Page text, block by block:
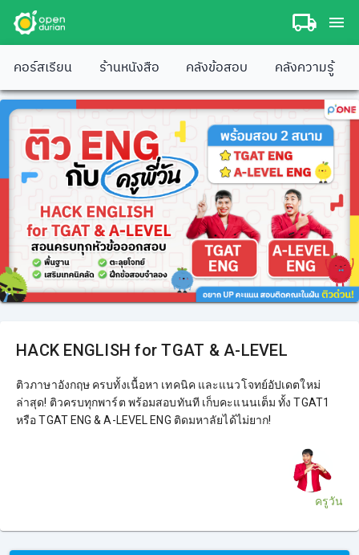
คอร์สเรียน ร้านหนังสือ คลังข้อสอบ คลังความรู้
HACK ENGLISH for TGAT & A-LEVEL
ติวภาษาอังกฤษ ครบทั้งเนื้อหา เทคนิค และแนวโจทย์อัปเดตใหม่
ล่าสุด! ติวครบทุกพาร์ต พร้อมสอบทันที เก็บคะแนนเต็ม ทั้ง TGAT1
หรือ TGAT ENG & A-LEVEL ENG ติดมหาลัยได้ไม่ยาก!
ครูวัน